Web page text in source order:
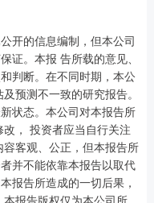
的信息编制，但本公司
证。本报 告所载的意见、
判断。在不同时期，本公
预测不一致的研究报告。
状态。本公司对本报告所
， 投资者应当自行关注
客观、公正，但本报告所
并不能依靠本报告以取代
报告所造成的一切后果，
报告版权仅为本公司所